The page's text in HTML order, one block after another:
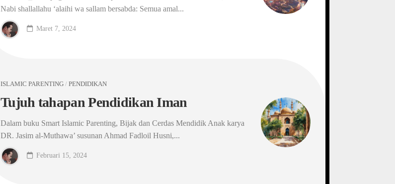
Nabi shallallahu ‘alaihi wa sallam bersabda: Semua amal...
Maret 7, 2024
ISLAMIC PARENTING / PENDIDIKAN
Tujuh tahapan Pendidikan Iman
Dalam buku Smart Islamic Parenting, Bijak dan Cerdas Mendidik Anak karya
DR. Jasim al-Muthawa’ susunan Ahmad Fadloil Husni,...
Februari 15, 2024